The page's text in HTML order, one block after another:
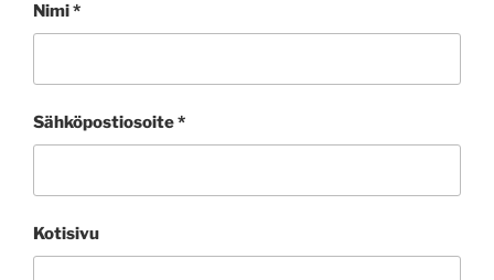
Nimi*
Sähköpostiosoite*
Kotisivu